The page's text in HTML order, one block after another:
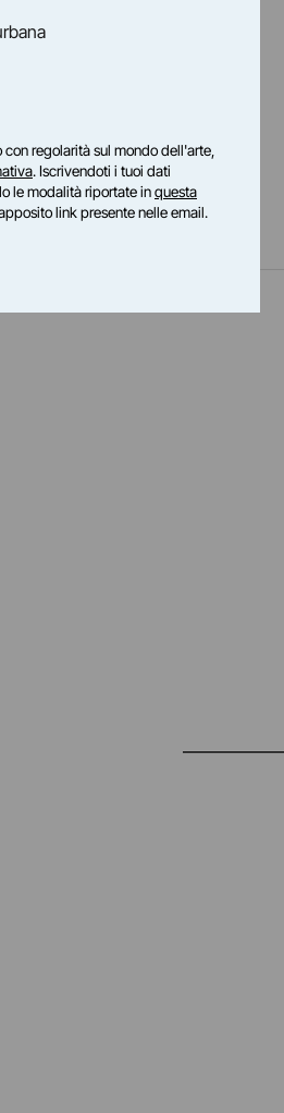
regolarità sul mondo dell'arte,
. Iscrivendoti i tuoi dati
le modalità riportate inquesta
link presente nelle email.